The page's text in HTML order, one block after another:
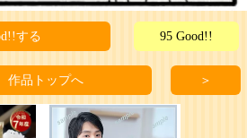
する 95 Good!!
作品トップへ ＞